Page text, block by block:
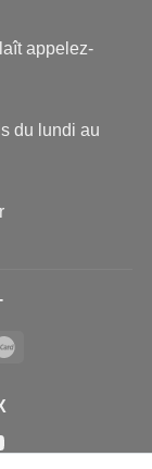
appelez-
du lundi au